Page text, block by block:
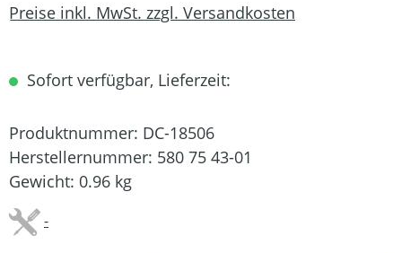
Preise inkl. MwSt. zzgl. Versandkosten
Sofort verfügbar, Lieferzeit:
Produktnummer: DC-18506
Herstellernummer: 580 75 43-01
Gewicht: 0.96 kg
-